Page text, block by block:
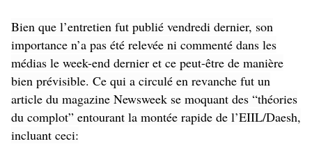
Bien que l’entretien fut publié vendredi dernier, son
importance n’a pas été relevée ni commenté dans les
médias le week-end dernier et ce peut-être de manière
bien prévisible. Ce qui a circulé en revanche fut un
article du magazine Newsweek se moquant des “théories
du complot” entourant la montée rapide de l’EIIL/Daesh,
incluant ceci: